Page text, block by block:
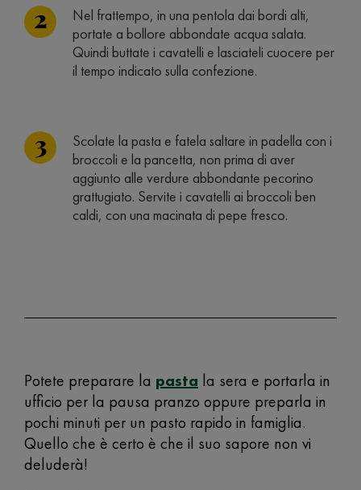
Nel frattempo, in una pentola dai bordi alti,
portate a bollore abbondate acqua salata.
Quindi buttate i cavatelli e lasciateli cuocere per
il tempo indicato sulla confezione.
Scolate la pasta e fatela saltare in padella con i
broccoli e la pancetta, non prima di aver
aggiunto alle verdure abbondante pecorino
grattugiato. Servite i cavatelli ai broccoli ben
caldi, con una macinata di pepe fresco.
Potete preparare la pasta la sera e portarla in
ufficio per la pausa pranzo oppure preparla in
pochi minuti per un pasto rapido in famiglia.
Quello che è certo è che il suo sapore non vi
deluderà!